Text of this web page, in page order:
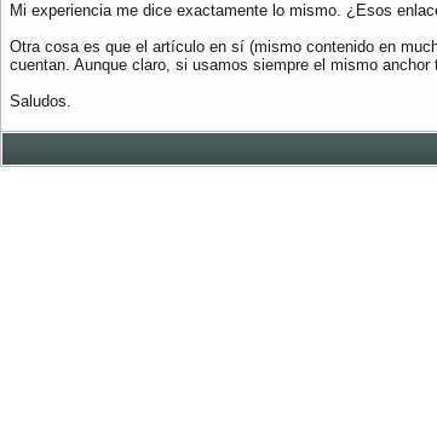
Mi experiencia me dice exactamente lo mismo. ¿Esos
Otra cosa es que el artículo en sí (mismo contenido en
cuentan. Aunque claro, si usamos siempre el mismo
Saludos.